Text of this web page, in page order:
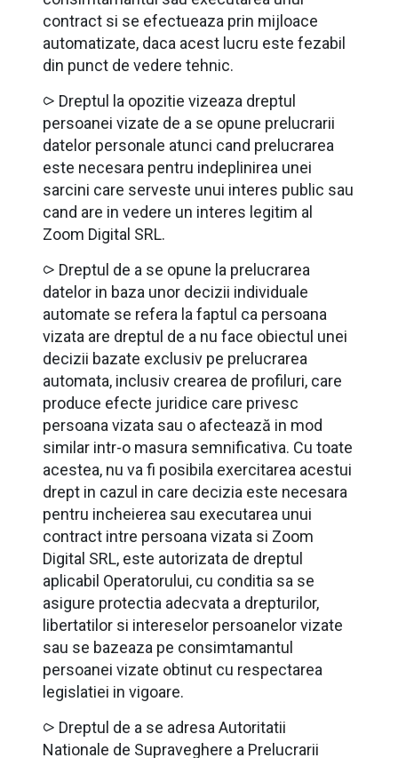
contract si se efectueaza prin mijloace
automatizate, daca acest lucru este fezabil
din punct de vedere tehnic.
⪧ Dreptul la opozitie vizeaza dreptul
persoanei vizate de a se opune prelucrarii
datelor personale atunci cand prelucrarea
este necesara pentru indeplinirea unei
sarcini care serveste unui interes public sau
cand are in vedere un interes legitim al
Zoom Digital SRL.
⪧ Dreptul de a se opune la prelucrarea
datelor in baza unor decizii individuale
automate se refera la faptul ca persoana
vizata are dreptul de a nu face obiectul unei
decizii bazate exclusiv pe prelucrarea
automata, inclusiv crearea de profiluri, care
produce efecte juridice care privesc
persoana vizata sau o afectează in mod
similar intr-o masura semnificativa. Cu toate
acestea, nu va fi posibila exercitarea acestui
drept in cazul in care decizia este necesara
pentru incheierea sau executarea unui
contract intre persoana vizata si Zoom
Digital SRL, este autorizata de dreptul
aplicabil Operatorului, cu conditia sa se
asigure protectia adecvata a drepturilor,
libertatilor si intereselor persoanelor vizate
sau se bazeaza pe consimtamantul
persoanei vizate obtinut cu respectarea
legislatiei in vigoare.
⪧ Dreptul de a se adresa Autoritatii
Nationale de Supraveghere a Prelucrarii